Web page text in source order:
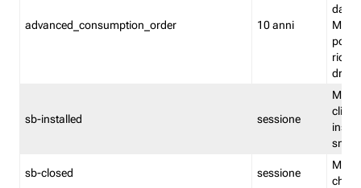
advanced_consumption_order 10 anni
sb-installed sessione
sb-closed sessione